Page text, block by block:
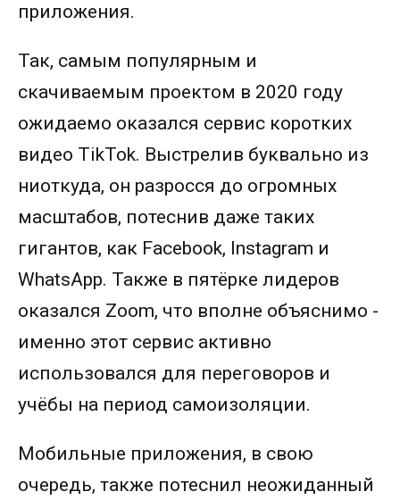
приложения.
Так, самым популярным и
скачиваемым проектом в 2020 году
ожидаемо оказался сервис коротких
видео TikTok. Выстрелив буквально из
ниоткуда, он разросся до огромных
масштабов, потеснив даже таких
гигантов, как Facebook, Instagram и
WhatsApp. Также в пятёрке лидеров
оказался Zoom, что вполне объяснимо -
именно этот сервис активно
использовался для переговоров и
учёбы на период самоизоляции.
Мобильные приложения, в свою
очередь, также потеснил неожиданный